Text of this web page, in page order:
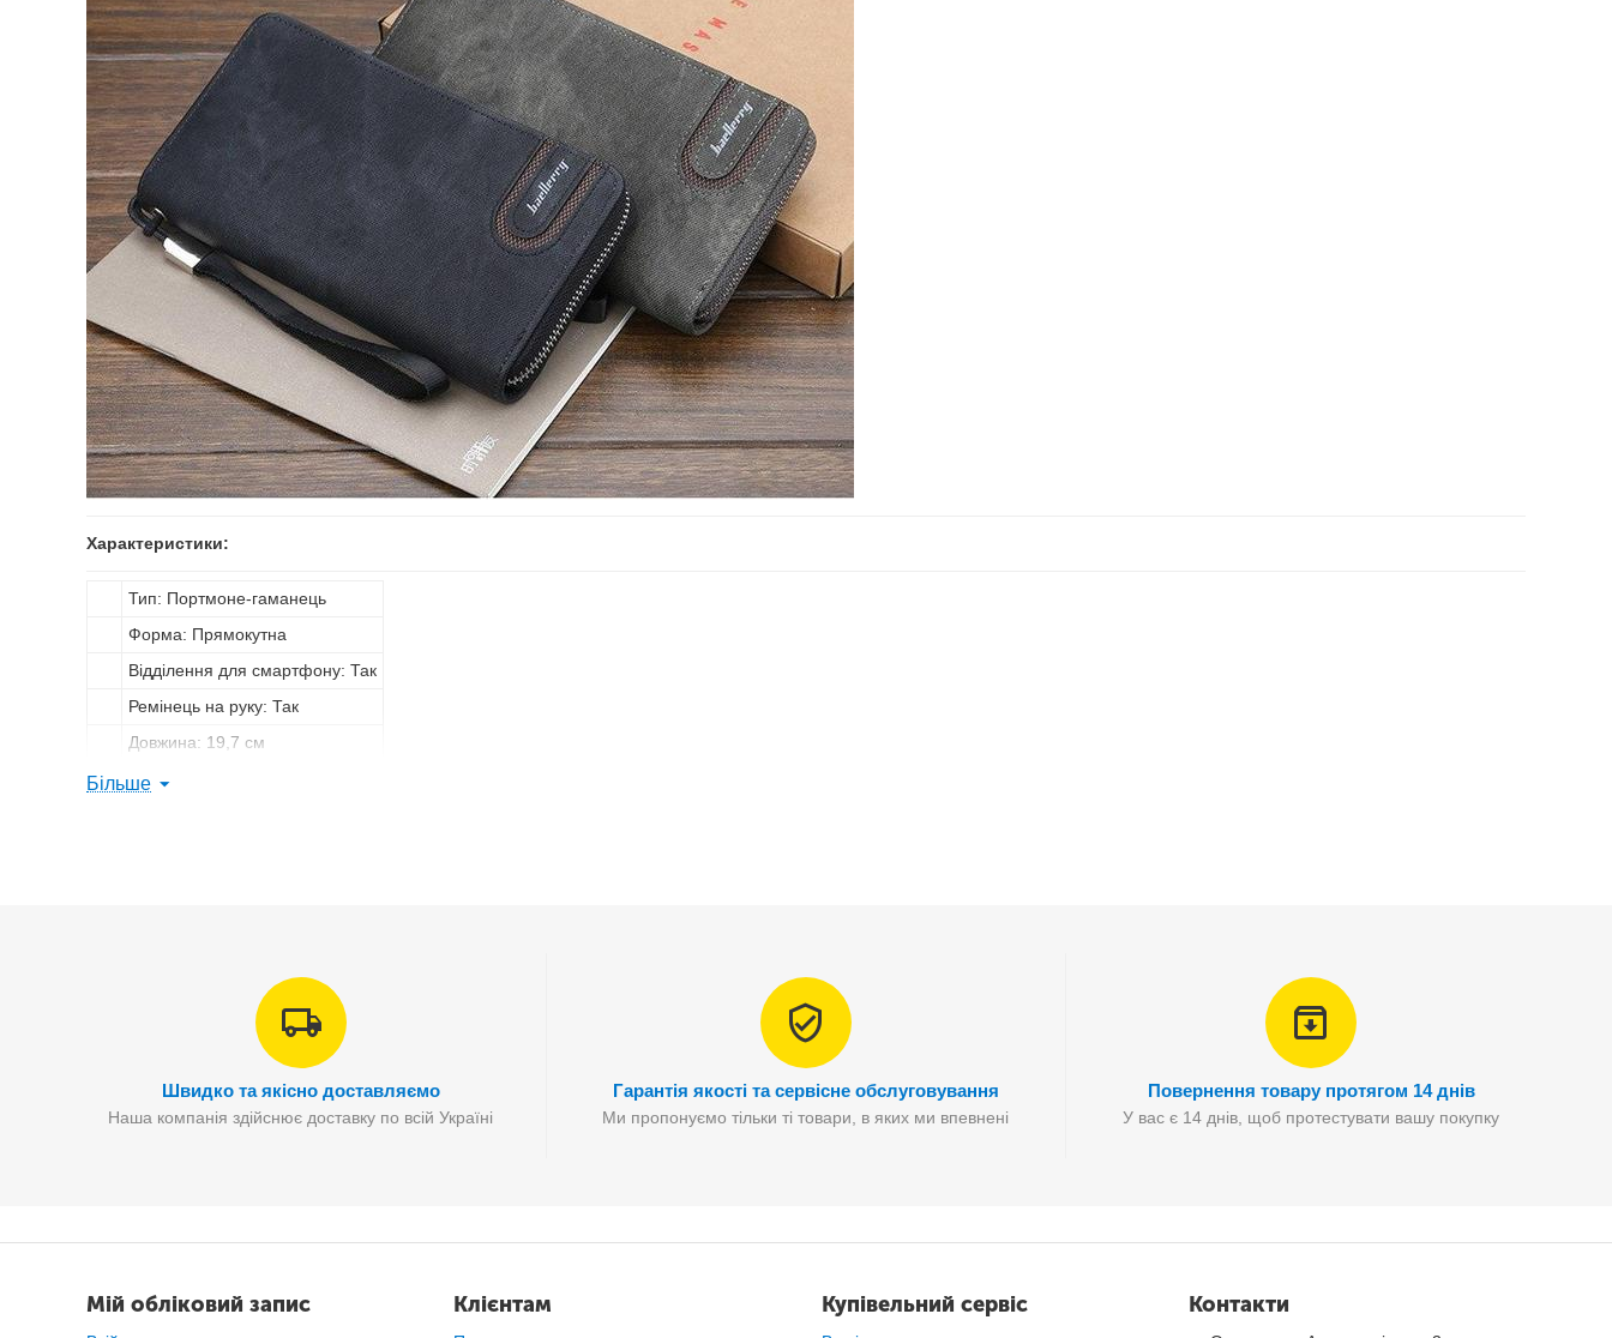
Характеристики:
Тип: Портмоне-гаманець
Форма: Прямокутна
Відділення для смартфону: Так
Ремінець на руку: Так
Довжина: 19,7 см
Ширина: 10,5 см
Більше
Швидко та якісно доставляємо
Наша компанія здійснює доставку по всій Україні
Гарантія якості та сервісне обслуговування
Ми пропонуємо тільки ті товари, в яких ми впевнені
Повернення товару протягом 14 днів
У вас є 14 днів, щоб протестувати вашу покупку
Мій обліковий запис Клієнтам Купівельний сервіс Контакти